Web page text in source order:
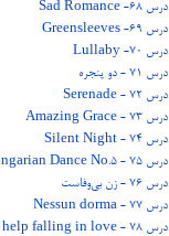
درس 68- Sad Romance
درس 69- Greensleeves
درس 70- Lullaby
درس 71 - دو پنجره
درس 72 - Serenade
درس 73 - Amazing Grace
درس 74 - Silent Night
درس 75 - Hungarian Dance No.5
درس 76 - زن بی‌وفاست
درس 77 - Nessun dorma
درس 78 - Can't help falling in love